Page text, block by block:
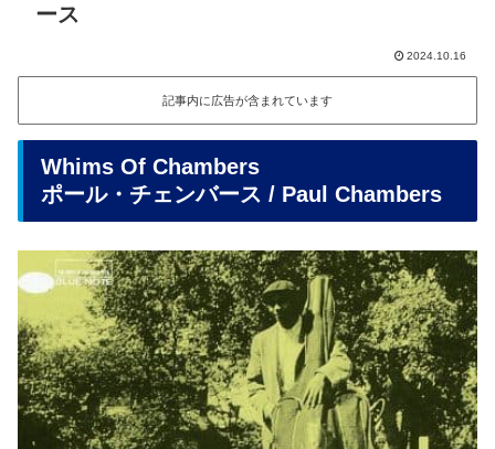
ース
2024.10.16
記事内に広告が含まれています
Whims Of Chambers
ポール・チェンバース / Paul Chambers